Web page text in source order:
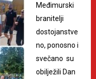
Međimurski
branitelji
dostojanstve
no, ponosno i
svečano su
obilježili Dan